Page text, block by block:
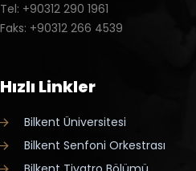
Tel: +90312 290 1961
Faks: +90312 266 4539
Hızlı Linkler
Bilkent Üniversitesi
Bilkent Senfoni Orkestrası